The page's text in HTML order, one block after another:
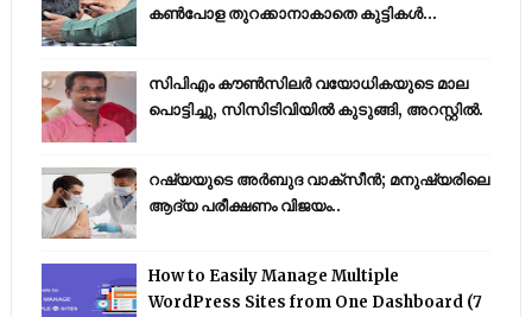
കൺപോള തുറക്കാനാകാതെ കുട്ടികൾ...
സിപിഎം കൗണ്‍സിലര്‍ വയോധികയുടെ മാല
പൊട്ടിച്ചു, സിസിടിവിയില്‍ കുടുങ്ങി, അറസ്റ്റില്‍.
റഷ്യയുടെ അര്‍ബുദ വാക്‌സീന്‍; മനുഷ്യരിലെ
ആദ്യ പരീക്ഷണം വിജയം..
How to Easily Manage Multiple
WordPress Sites from One Dashboard (7